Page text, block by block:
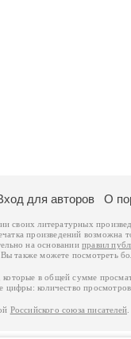
для авторов О
своих литературных
произведений возможна
на основанииправил
. Вы также можете посмотреть
в общей сумме
количество просмотров
Российского союза писателей